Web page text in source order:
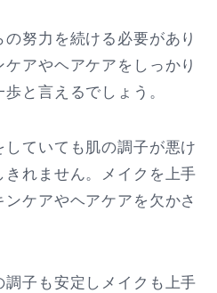
努力を続ける必要があり
アやヘアケアをしっかり
と言えるでしょう。
ていても肌の調子が悪け
れません。メイクを上手
ケアやヘアケアを欠かさ
子も安定しメイクも上手